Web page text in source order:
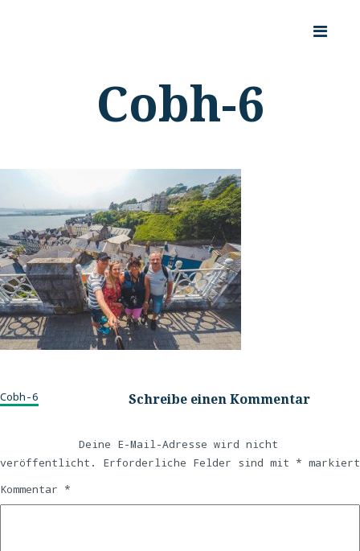
Cobh-6
Cobh-6 Schreibe einen Kommentar
Deine E-Mail-Adresse wird nicht
veröffentlicht.
Erforderliche Felder sind mit * markiert
Kommentar *